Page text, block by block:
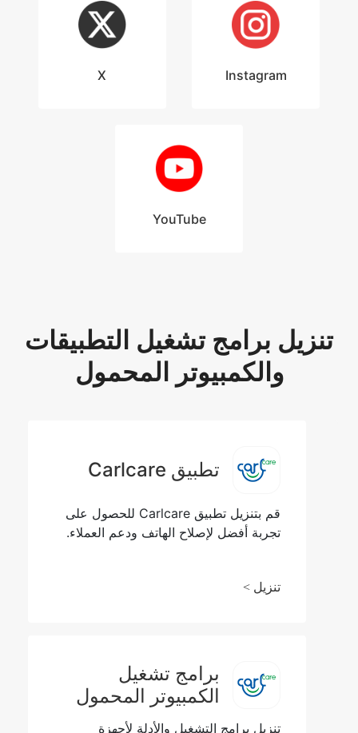
Instagram
X
YouTube
تنزيل برامج تشغيل التطبيقات
والكمبيوتر المحمول
تطبيق Carlcare
قم بتنزيل تطبيق Carlcare للحصول على
تجربة أفضل لإصلاح الهاتف ودعم العملاء.
تنزيل >
برامج تشغيل
الكمبيوتر المحمول
تنزيل برامج التشغيل والأدلة لأجهزة